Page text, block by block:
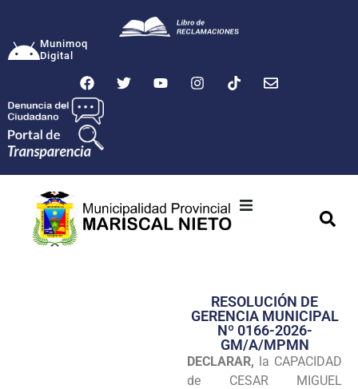
Munimoq
Digital
Transparencia
Seguridad
Programas
RESOLUCIÓN DE
GERENCIA MUNICIPAL
Nº 0166-2026-
GM/A/MPMN
DECLARAR, la CAPACIDAD
de CESAR MIGUEL